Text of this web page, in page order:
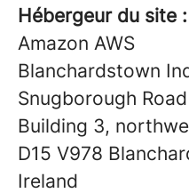
Hébergeur du site :
Amazon AWS
Blanchardstown
Snugborough Road
Building 3,
D15 V978
Ireland